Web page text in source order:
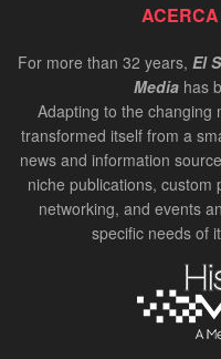
For more than 32 years, El
Media has
Adapting to the changing
transformed itself from a
news and information
niche publications, custom
networking, and events
specific needs of